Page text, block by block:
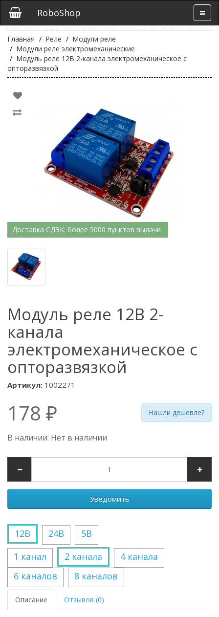
RoboShop
Главная Реле
Модули реле
Модули реле электромеханические
Модуль реле 12В 2-канала электромеханическое с
опторазвязкой
Доставка СДЭК: более 5000 пунктов выдачи
Модуль реле 12В 2-
канала
электромеханическое с
опторазвязкой
Артикул: 1002271
178 ₽ Нашли дешевле?
В наличии: Нет в наличии
Уведомить
12В 24В
5В
1 канал
2 канала
4 канала
6 каналов
8 каналов
Описание Отзывов (0)